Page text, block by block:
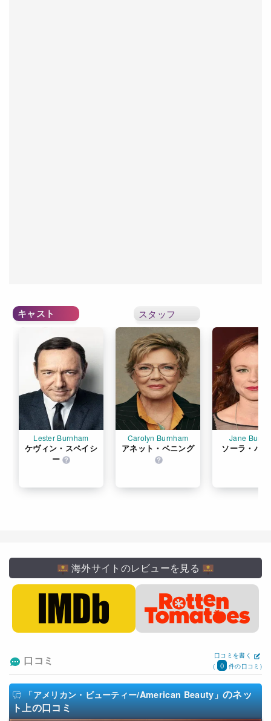
スタッフ
キャスト
Lester Burnham
ケヴィン・スペイシ
ー
Carolyn Burnham
アネット・ベニング
Jane
ソーラ・バ
海外サイトのレビューを見る
口コミ
口コミを書く
(
0 件の口コミ)
「アメリカン・ビューティー/American Beauty」のネッ
ト上の口コミ